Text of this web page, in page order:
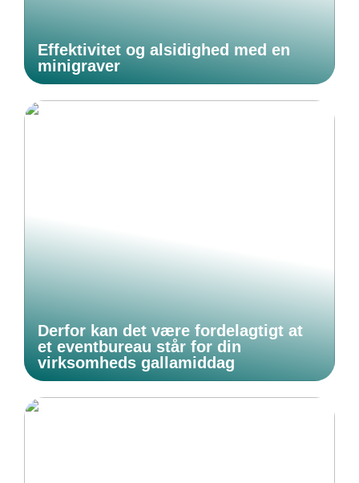
Effektivitet og alsidighed med en
minigraver
Derfor kan det være fordelagtigt at
et eventbureau står for din
virksomheds gallamiddag